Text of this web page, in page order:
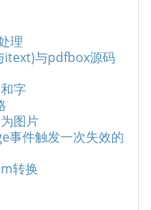
理
itext)与pdfbox源码
字
图片
件触发一次失效的
转换